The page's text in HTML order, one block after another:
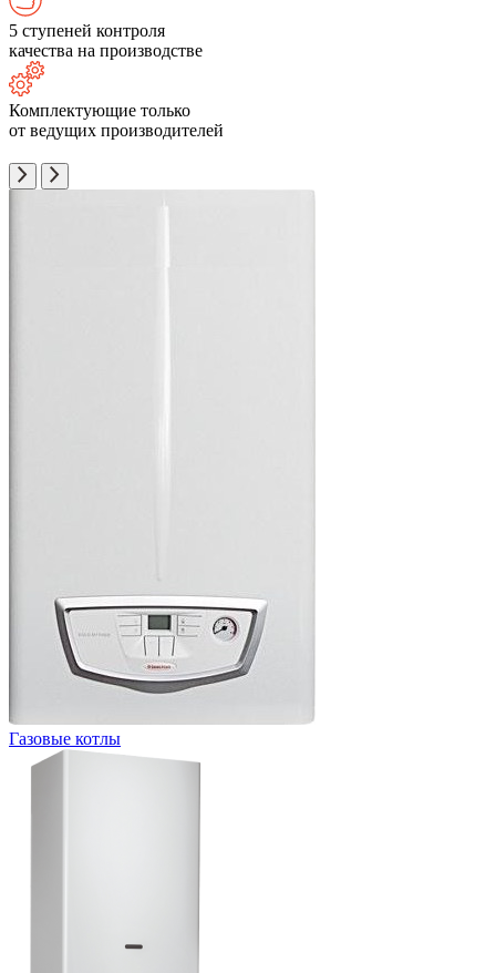
5 ступеней контроля
качества на производстве
Комплектующие только
от ведущих производителей
Газовые котлы